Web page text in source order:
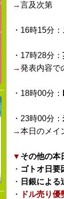
→言及次第
・16時15分：
・17時28分：
→発表内容で
・18時00分：
・23時00分：
→本日のメイ
▼ その他の本
・ ゴトオ日要
・ 日銀によ
・
ドル売り